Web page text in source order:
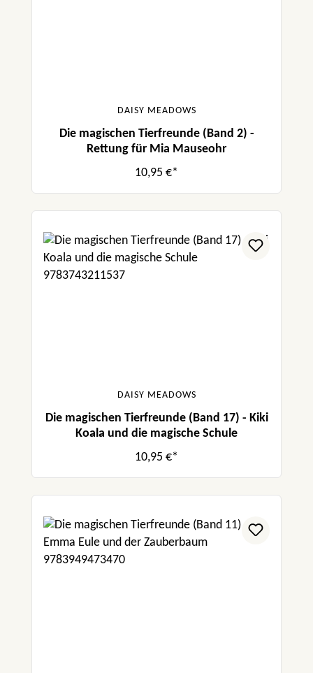
DAISY MEADOWS
Die magischen Tierfreunde (Band 2) -
Rettung für Mia Mauseohr
10,95 €*
DAISY MEADOWS
Die magischen Tierfreunde (Band 17) - Kiki
Koala und die magische Schule
10,95 €*